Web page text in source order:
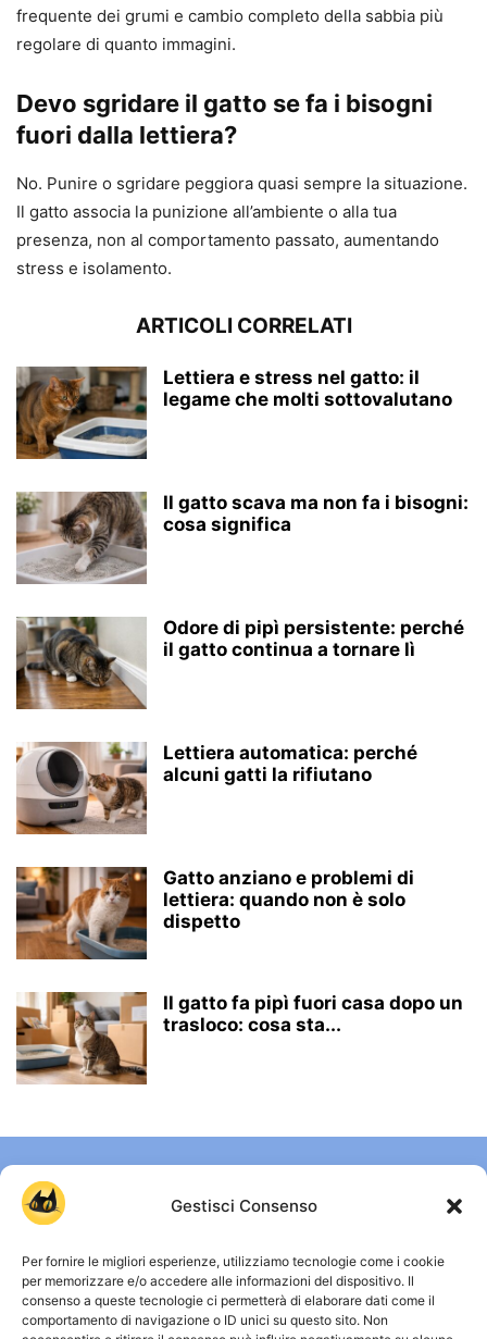
Gestisci Consenso
Per fornire le migliori esperienze, utilizziamo tecnologie come i cookie
per memorizzare e/o accedere alle informazioni del dispositivo. Il
consenso a queste tecnologie ci permetterà di elaborare dati come il
comportamento di navigazione o ID unici su questo sito. Non
frequente dei grumi e cambio completo della sabbia più
regolare di quanto immagini.
Devo sgridare il gatto se fa i bisogni
fuori dalla lettiera?
No. Punire o sgridare peggiora quasi sempre la situazione.
Il gatto associa la punizione all’ambiente o alla tua
presenza, non al comportamento passato, aumentando
stress e isolamento.
ARTICOLI CORRELATI
Lettiera e stress nel gatto: il
legame che molti sottovalutano
Il gatto scava ma non fa i bisogni:
cosa significa
Odore di pipì persistente: perché
il gatto continua a tornare lì
Lettiera automatica: perché
alcuni gatti la rifiutano
Gatto anziano e problemi di
lettiera: quando non è solo
dispetto
Il gatto fa pipì fuori casa dopo un
trasloco: cosa sta...
CHI SIAMO